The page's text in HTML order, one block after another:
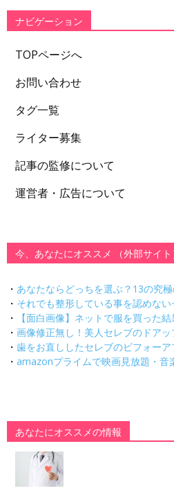
ー
ナビゲーション
TOPページへ
お問い合わせ
タグ一覧
ライター募集
記事の監修について
運営者・広告について
今、あなたにオススメ （外部サイト
・ あなたならどっちを選ぶ？13の究
・ それでも整形している事を認めない
・
【面白画像】ネットで服を買った結
・ 画像修正無し！美人セレブのドアッ
・ 歯をお直ししたセレブのビフォーア
・ amazonプライムで映画見放題・音
あなたにオススメの情報